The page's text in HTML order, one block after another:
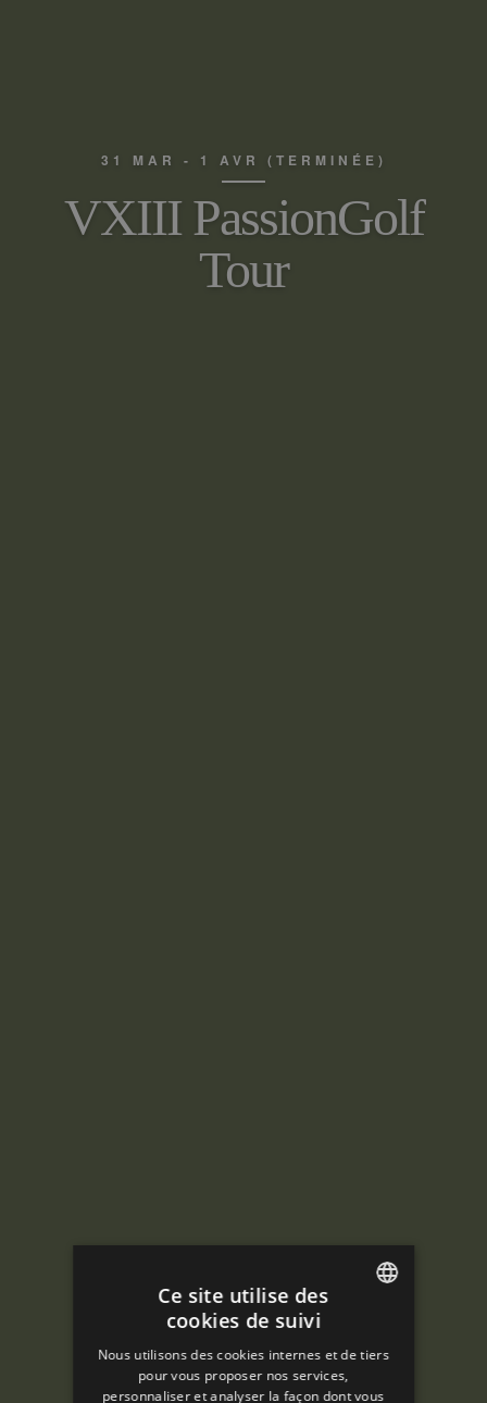
31 MAR - 1 AVR (TERMINÉE)
VXIII PassionGolf
Tour
Ce site utilise des
cookies de suivi
Nous utilisons des cookies internes et de tiers
pour vous proposer nos services,
personnaliser et analyser la façon dont vous